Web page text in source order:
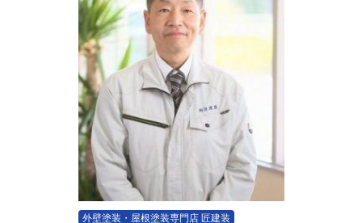
外壁塗装・屋根塗装専門店 匠建装